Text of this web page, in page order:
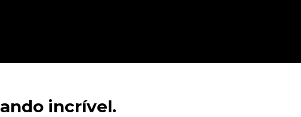
incrível.